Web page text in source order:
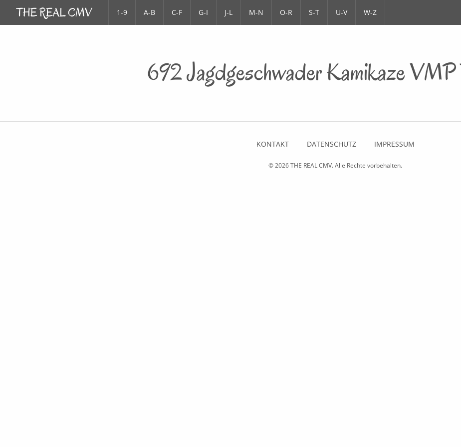
1-9 A-B C-F G-I J-L M-N O-R S-T U-V W-Z
692 Jagdgeschwader Kamikaze VMP
KONTAKT DATENSCHUTZ IMPRESSUM
© 2026THE REAL CMV. Alle Rechte vorbehalten.